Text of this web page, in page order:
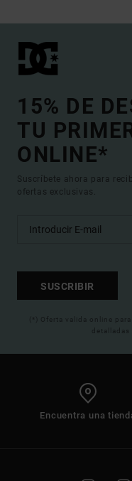
15% DE
TU
ONLINE*
Suscríbete ahora para
ofertas exclusivas.
SUSCRIBIR
(*) Oferta valida online
Encuentra una